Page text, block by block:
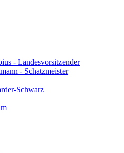
- Landesvorsitzender
- Schatzmeister
Schwarz